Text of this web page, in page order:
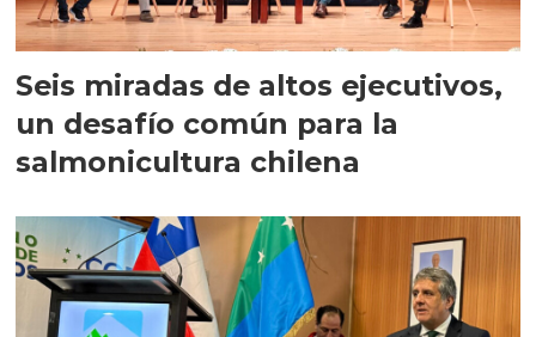
Seis miradas de altos ejecutivos,
un desafío común para la
salmonicultura chilena